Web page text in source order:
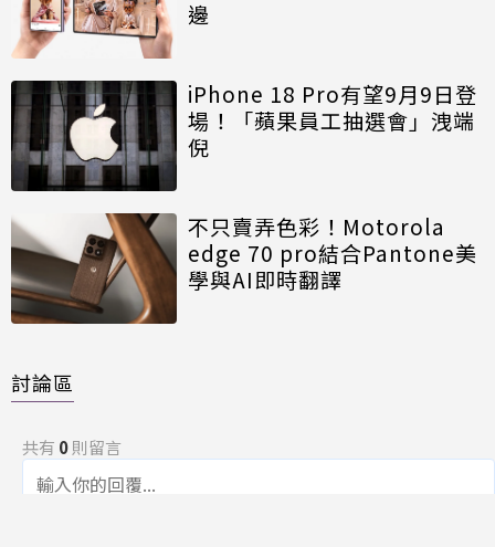
邊
iPhone 18 Pro有望9月9日登
場！「蘋果員工抽選會」洩端
倪
不只賣弄色彩！Motorola
edge 70 pro結合Pantone美
學與AI即時翻譯
討論區
共有 0則留言